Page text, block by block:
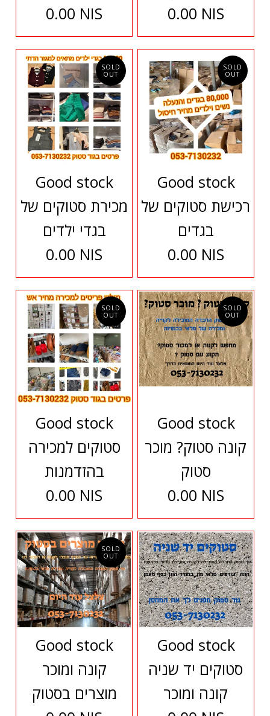
0.00 NIS
0.00 NIS
SOLD
OUT
Good stock
מכירת סטוקים של
בגדי ילדים
0.00 NIS
SOLD
OUT
Good stock
רכישת סטוקים של
בגדים
0.00 NIS
SOLD
OUT
Good stock
סטוקים למכירה
בהזדמנות
0.00 NIS
SOLD
OUT
Good stock
קונה סטוק? מוכר
סטוק
0.00 NIS
SOLD
OUT
Good stock
קונה ומוכר
מוצרים בסטוק
Good stock
סטוקים יד שניה
קונה ומוכר